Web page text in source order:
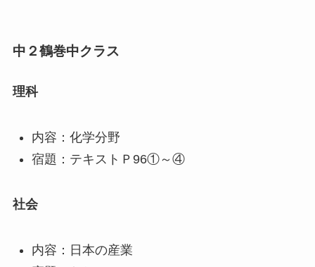
中２鶴巻中クラス
理科
内容：化学分野
宿題：テキストＰ96①～④
社会
内容：日本の産業